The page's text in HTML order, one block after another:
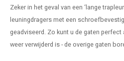
Zeker in het geval van een ‘lange
leuningdragers met een
geadviseerd. Zo kunt u de gaten
weer verwijderd is - de overige gaten